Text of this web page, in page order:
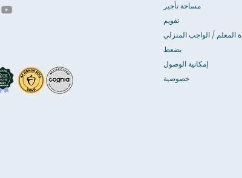
مساحة تأجير
تقويم
/ الواجب المنزلي
يضعط
إمكانية الوصول
خصوصية